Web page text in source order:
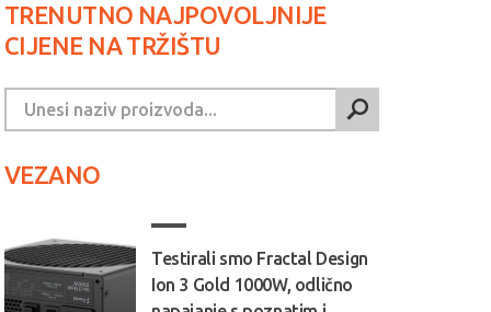
TRENUTNO NAJPOVOLJNIJE
CIJENE NA TRŽIŠTU
VEZANO
Testirali smo Fractal Design
Ion 3 Gold 1000W, odlično